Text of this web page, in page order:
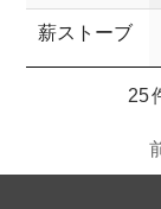
薪ストーブ
25